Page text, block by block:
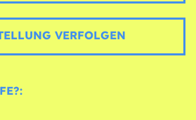
VERFOLGEN